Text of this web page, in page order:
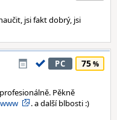
jsi fakt dobrý, jsi
PC 75
Pěkně
. a další blbosti :)